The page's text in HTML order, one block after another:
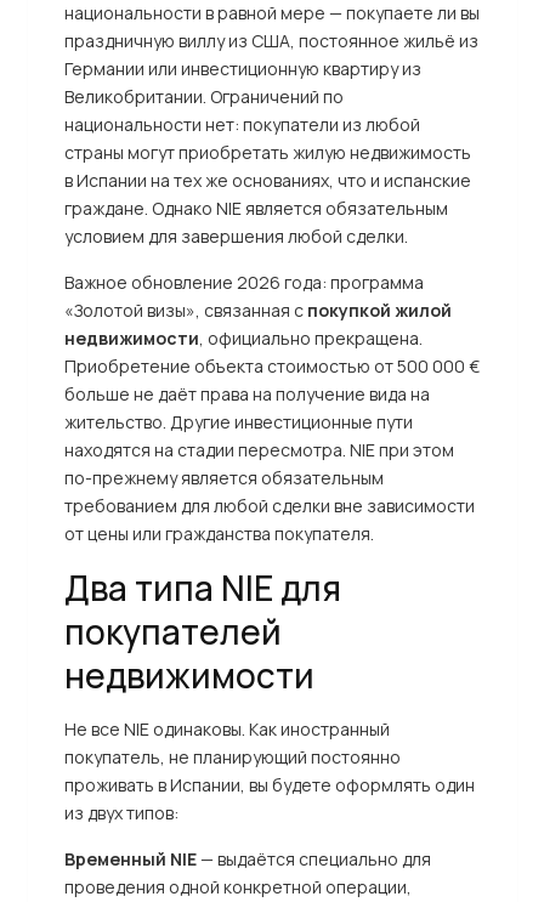
национальности в равной мере — покупаете ли вы
праздничную виллу из США, постоянное жильё из
Германии или инвестиционную квартиру из
Великобритании. Ограничений по
национальности нет: покупатели из любой
страны могут приобретать жилую недвижимость
в Испании на тех же основаниях, что и испанские
граждане. Однако NIE является обязательным
условием для завершения любой сделки.
Важное обновление 2026 года: программа
«Золотой визы», связанная с покупкой жилой
недвижимости, официально прекращена.
Приобретение объекта стоимостью от 500 000 €
больше не даёт права на получение вида на
жительство. Другие инвестиционные пути
находятся на стадии пересмотра. NIE при этом
по-прежнему является обязательным
требованием для любой сделки вне зависимости
от цены или гражданства покупателя.
Два типа NIE для
покупателей
недвижимости
Не все NIE одинаковы. Как иностранный
покупатель, не планирующий постоянно
проживать в Испании, вы будете оформлять один
из двух типов:
Временный NIE— выдаётся специально для
проведения одной конкретной операции,